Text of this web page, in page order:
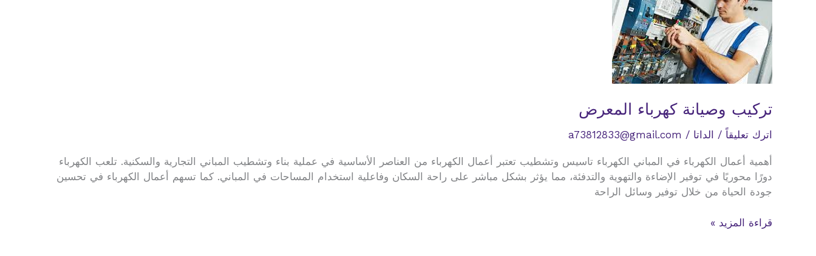
تركيب وصيانة كهرباء المعرض
اترك تعليقاً / الداتا /
a73812833@gmail.com
أهمية أعمال الكهرباء في المباني الكهرباء تاسيس وتشطيب تعتبر أعمال الكهرباء من العناصر الأساسية في عملية بناء وتشطيب المباني التجارية والسكنية. تلعب الكهرباء
دورًا محوريًا في توفير الإضاءة والتهوية والتدفئة، مما يؤثر بشكل مباشر على راحة السكان وفاعلية استخدام المساحات في المباني. كما تسهم أعمال الكهرباء في تحسين
جودة الحياة من خلال توفير وسائل الراحة
تركيب
قراءة المزيد »